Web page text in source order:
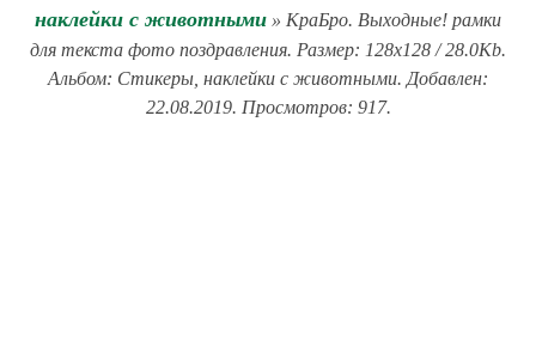
наклейки с животными » КраБро. Выходные! рамки
для текста фото поздравления. Размер: 128x128 / 28.0Kb.
Альбом: Стикеры, наклейки с животными. Добавлен:
22.08.2019. Просмотров: 917.